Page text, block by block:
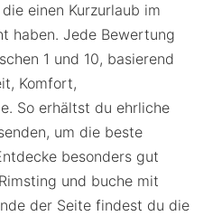
einen Kurzurlaub im
haben. Jede Bewertung
1 und 10, basierend
Komfort,
So erhältst du ehrliche
um die beste
besonders gut
und buche mit
der Seite findest du die